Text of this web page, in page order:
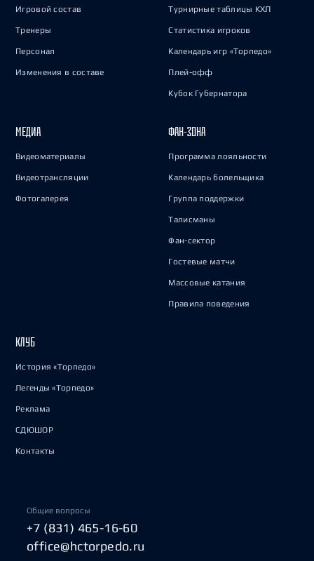
Игровой состав
Тренеры
Персонал
Изменения в составе
Турнирные таблицы КХЛ
Статистика игроков
Календарь игр «Торпедо»
Плей-офф
Кубок Губернатора
МЕДИА
Видеоматериалы
Видеотрансляции
Фотогалерея
ФАН-ЗОНА
Программа лояльности
Календарь болельщика
Группа поддержки
Талисманы
Фан-сектор
Гостевые матчи
Массовые катания
Правила поведения
КЛУБ
История «Торпедо»
Легенды «Торпедо»
Реклама
СДЮШОР
Контакты
Общие вопросы
+7 (831) 465-16-60
office@hctorpedo.ru